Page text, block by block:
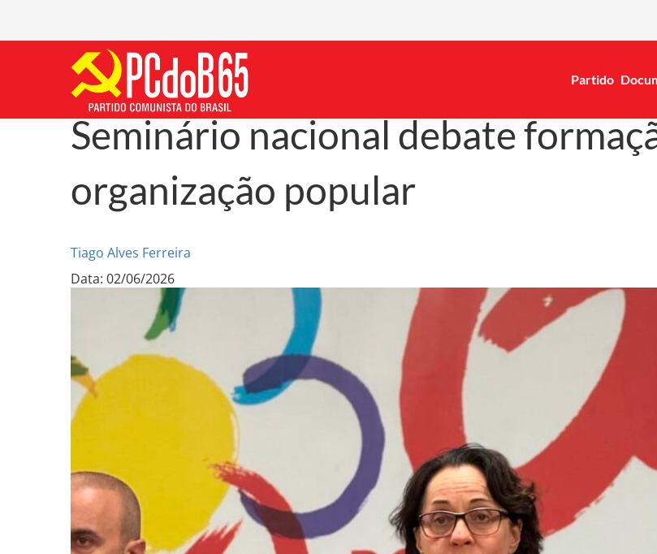
Partido
Seminário nacional debate
organização popular
Tiago Alves Ferreira
Data: 02/06/2026